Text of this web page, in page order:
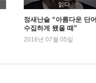
읽다
정새난슬 “아름다운 단
수집하게 됐을 때”
2016년 07월 05일